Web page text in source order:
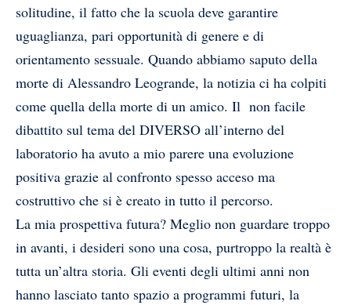
solitudine, il fatto che la scuola deve garantire
uguaglianza, pari opportunità di genere e di
orientamento sessuale. Quando abbiamo saputo della
morte di Alessandro Leogrande, la notizia ci ha colpiti
come quella della morte di un amico. Il non facile
dibattito sul tema del DIVERSO all’interno del
laboratorio ha avuto a mio parere una evoluzione
positiva grazie al confronto spesso acceso ma
costruttivo che si è creato in tutto il percorso.
La mia prospettiva futura? Meglio non guardare troppo
in avanti, i desideri sono una cosa, purtroppo la realtà è
tutta un’altra storia. Gli eventi degli ultimi anni non
hanno lasciato tanto spazio a programmi futuri, la